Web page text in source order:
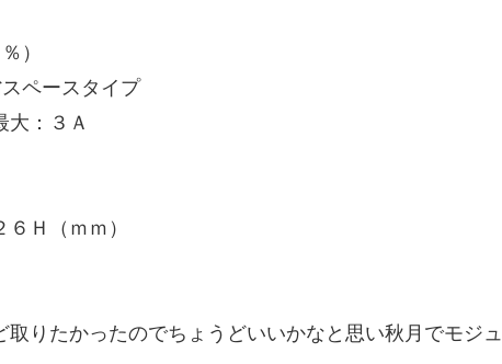
）
ペースタイプ
：３Ａ
Ｈ（ｍｍ）
りたかったのでちょうどいいかなと思い秋月でモジュ